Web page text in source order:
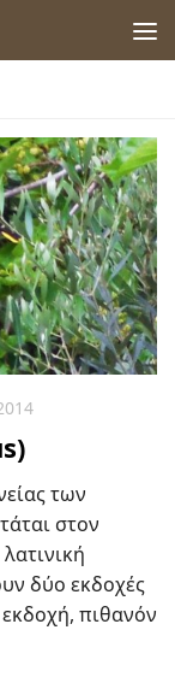
των
στον
δύο εκδοχές
πιθανόν